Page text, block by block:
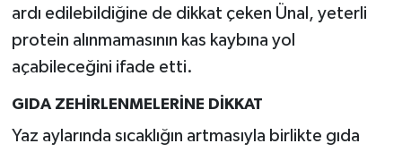
ardı edilebildiğine de dikkat çeken Ünal, yeterli
protein alınmamasının kas kaybına yol
açabileceğini ifade etti.
GIDA ZEHİRLENMELERİNE DİKKAT
Yaz aylarında sıcaklığın artmasıyla birlikte gıda